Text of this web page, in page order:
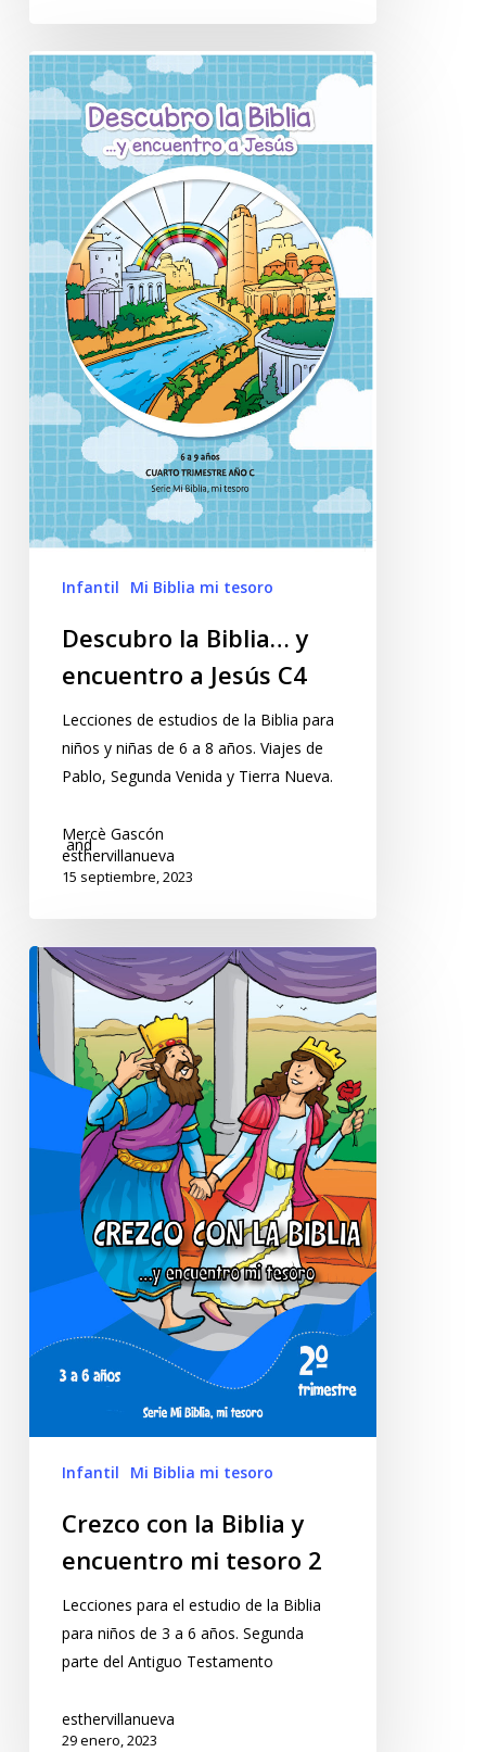
Infantil Mi Biblia mi tesoro
Descubro la Biblia… y
encuentro a Jesús C4
Lecciones de estudios de la Biblia para
niños y niñas de 6 a 8 años. Viajes de
Pablo, Segunda Venida y Tierra Nueva.
Mercè Gascón
and
esthervillanueva
15 septiembre, 2023
Infantil Mi Biblia mi tesoro
Crezco con la Biblia y
encuentro mi tesoro 2
Lecciones para el estudio de la Biblia
para niños de 3 a 6 años. Segunda
parte del Antiguo Testamento
esthervillanueva
29 enero, 2023